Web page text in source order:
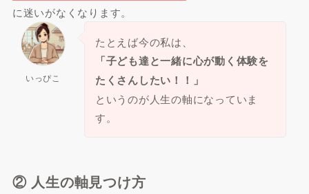
に迷いがなくなります。
いっぴこ
たとえば今の私は、
「子ども達と一緒に心が動く体験を
たくさんしたい！！」
というのが人生の軸になっていま
す。
② 人生の軸見つけ方